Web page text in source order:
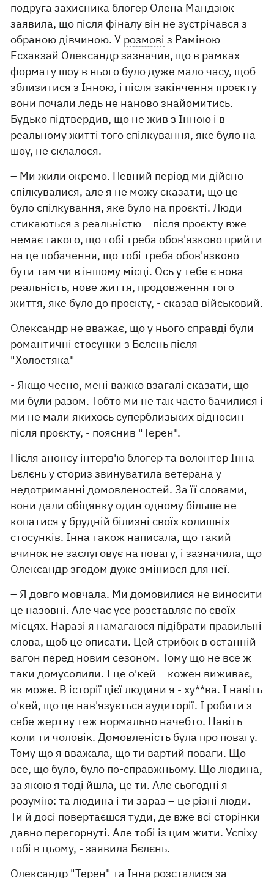
подруга захисника блогер Олена Мандзюк
заявила, що після фіналу він не зустрічався з
обраною дівчиною. У розмові з Раміною
Есхакзай Олександр зазначив, що в рамках
формату шоу в нього було дуже мало часу, щоб
зблизитися з Інною, і після закінчення проєкту
вони почали ледь не наново знайомитись.
Будько підтвердив, що не жив з Інною і в
реальному житті того спілкування, яке було на
шоу, не склалося.
– Ми жили окремо. Певний період ми дійсно
спілкувалися, але я не можу сказати, що це
було спілкування, яке було на проєкті. Люди
стикаються з реальністю – після проєкту вже
немає такого, що тобі треба обов'язково прийти
на це побачення, що тобі треба обов'язково
бути там чи в іншому місці. Ось у тебе є нова
реальність, нове життя, продовження того
життя, яке було до проєкту, - сказав військовий.
Олександр не вважає, що у нього справді були
романтичні стосунки з Бєлєнь після
"Холостяка"
- Якщо чесно, мені важко взагалі сказати, що
ми були разом. Тобто ми не так часто бачилися і
ми не мали якихось суперблизьких відносин
після проєкту, - пояснив "Терен".
Після анонсу інтерв'ю блогер та волонтер Інна
Бєлєнь у сториз звинуватила ветерана у
недотриманні домовленостей. За її словами,
вони дали обіцянку один одному більше не
копатися у брудній білизні своїх колишніх
стосунків. Інна також написала, що такий
вчинок не заслуговує на повагу, і зазначила, що
Олександр згодом дуже змінився для неї.
– Я довго мовчала. Ми домовилися не виносити
це назовні. Але час усе розставляє по своїх
місцях. Наразі я намагаюся підібрати правильні
слова, щоб це описати. Цей стрибок в останній
вагон перед новим сезоном. Тому що не все ж
таки домусолили. І це о'кей – кожен виживає,
як може. В історії цієї людини я - ху**ва. І навіть
о'кей, що це нав'язується аудиторії. І робити з
себе жертву теж нормально начебто. Навіть
коли ти чоловік. Домовленість була про повагу.
Тому що я вважала, що ти вартий поваги. Що
все, що було, було по-справжньому. Що людина,
за якою я тоді йшла, це ти. Але сьогодні я
розумію: та людина і ти зараз – це різні люди.
Ти й досі повертаєшся туди, де вже всі сторінки
давно перегорнуті. Але тобі із цим жити. Успіху
тобі в цьому, - заявила Бєлєнь.
Олександр "Терен" та Інна розсталися за